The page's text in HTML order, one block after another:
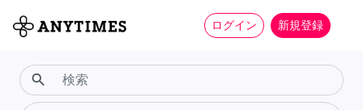
ログイン 新規登録
search